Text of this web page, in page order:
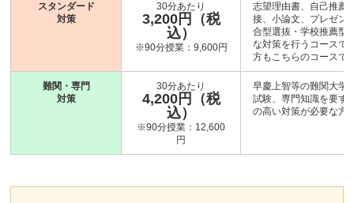
スタンダード
対策
30分あたり
3,200円（税
込）
※90分授業：9,600円
志望理由書、自己推薦
接、小論文、プレゼン
合型選抜・学校推薦型
な対策を行うコースで
方もこちらのコースで
難関・専門
対策
30分あたり
4,200円（税
込）
※90分授業：12,600
円
早慶上智等の難関大学
試験、専門知識を要す
の高い対策が必要な方